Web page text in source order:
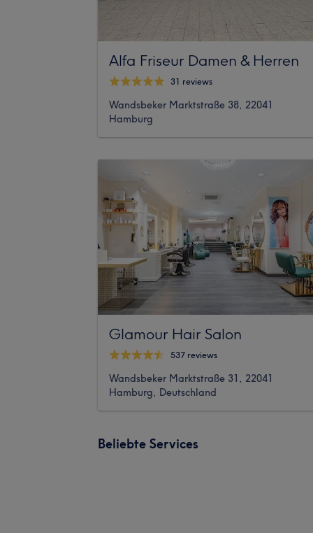
Alfa Friseur Damen & Herren
31 reviews
Wandsbeker Marktstraße 38, 22041
Hamburg
Glamour Hair Salon
537 reviews
Wandsbeker Marktstraße 31, 22041
Hamburg, Deutschland
Beliebte Services